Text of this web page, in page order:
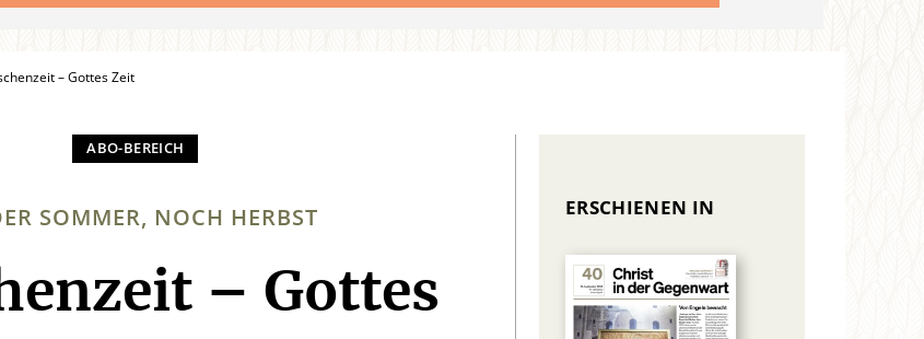
– Gottes Zeit
SOMMER, NOCH HERBST
:
– Gottes
ERSCHIENEN IN